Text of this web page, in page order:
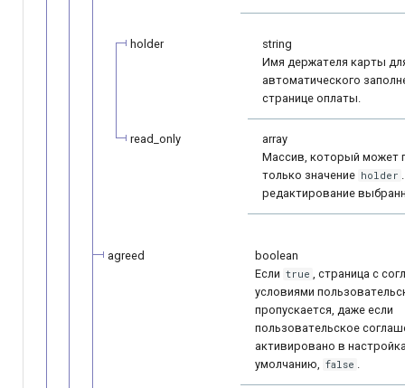
holder
string
Имя держателя карты
автоматического
странице оплаты.
read_only
array
Массив, который может
только значение holder
редактирование
agreed
boolean
Если true , страница c
условиями
пропускается, даже если
пользовательское
активировано в
умолчанию, false .